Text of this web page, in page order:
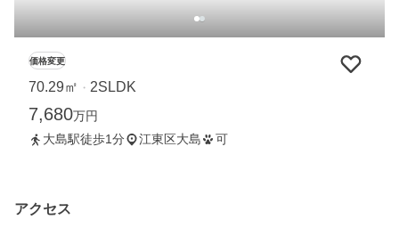
価格変更
70.29㎡ ・ 2SLDK
7,680万円
大島駅徒歩1分
江東区大島 可
アクセス